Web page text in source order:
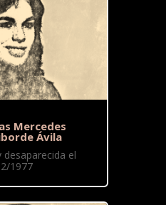
Mercedes
Ávila
desaparecida el
1977